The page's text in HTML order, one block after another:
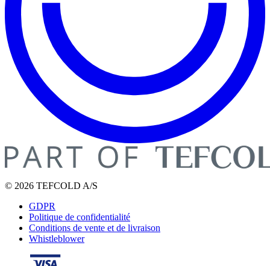
© 2026 TEFCOLD A/S
GDPR
Politique de confidentialité
Conditions de vente et de livraison
Whistleblower